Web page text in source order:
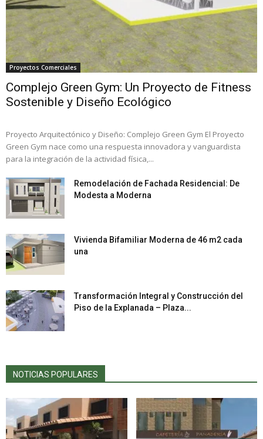
Proyectos Comerciales
Complejo Green Gym: Un Proyecto de Fitness
Sostenible y Diseño Ecológico
Proyecto Arquitectónico y Diseño: Complejo Green Gym El Proyecto
Green Gym nace como una respuesta innovadora y vanguardista
para la integración de la actividad física,...
Remodelación de Fachada Residencial: De
Modesta a Moderna
Vivienda Bifamiliar Moderna de 46 m2 cada
una
Transformación Integral y Construcción del
Piso de la Explanada – Plaza...
NOTICIAS POPULARES